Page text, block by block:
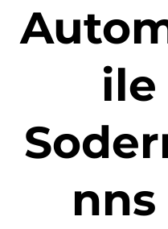
ile
nns